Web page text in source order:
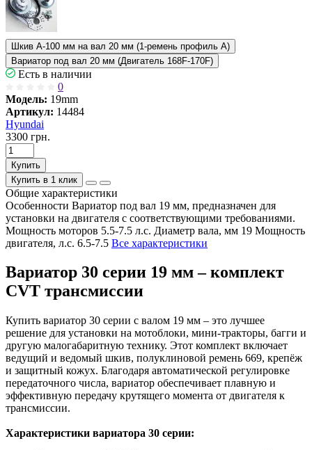
Шкив А-100 мм на вал 20 мм (1-ремень профиль А)
Вариатор под вал 20 мм (Двигатель 168F-170F)
Есть в наличии
0
Модель: 19mm
Артикул: 14484
Hyundai
3300 грн.
Купить
Купить в 1 клик
Общие характеристики
Особенности Вариатор под вал 19 мм, предназначен для
установки на двигателя с соответствующими требованиями.
Мощность моторов 5.5-7.5 л.с. Диаметр вала, мм 19 Мощность
двигателя, л.с. 6.5-7.5 Все характеристики
Вариатор 30 серии 19 мм – комплект
CVT трансмиссии
Купить вариатор 30 серии с валом 19 мм – это лучшее
решение для установки на мотоблоки, мини-тракторы, багги и
другую малогабаритную технику. Этот комплект включает
ведущий и ведомый шкив, полуклиновой ремень 669, крепёж
и защитный кожух. Благодаря автоматической регулировке
передаточного числа, вариатор обеспечивает плавную и
эффективную передачу крутящего момента от двигателя к
трансмиссии.
Характеристики вариатора 30 серии: